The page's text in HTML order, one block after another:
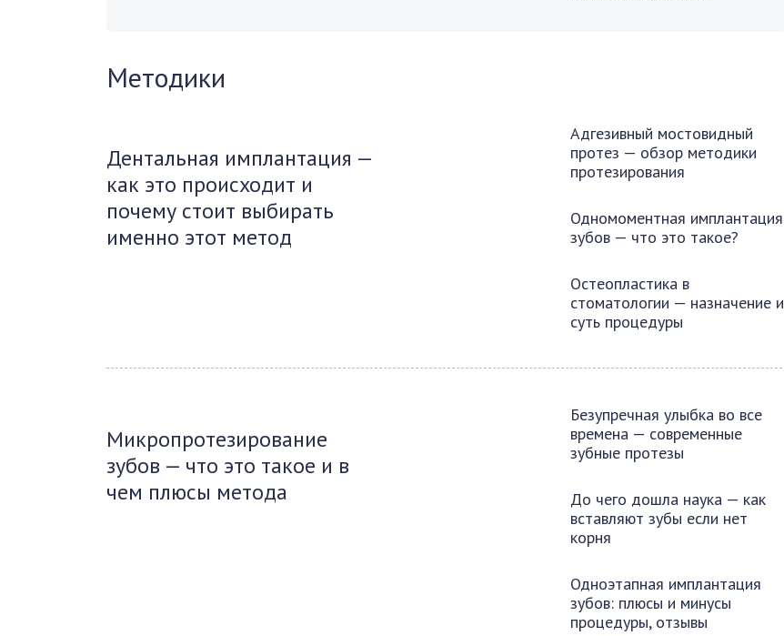
Методики
Дентальная имплантация —
как это происходит и
почему стоит выбирать
именно этот метод
Адгезивный мостовидный
протез — обзор методики
протезирования
Одномоментная имплантация
зубов — что это такое?
Остеопластика в
стоматологии — назначение и
суть процедуры
Микропротезирование
зубов — что это такое и в
чем плюсы метода
Безупречная улыбка во все
времена — современные
зубные протезы
До чего дошла наука — как
вставляют зубы если нет
корня
Одноэтапная имплантация
зубов: плюсы и минусы
процедуры, отзывы